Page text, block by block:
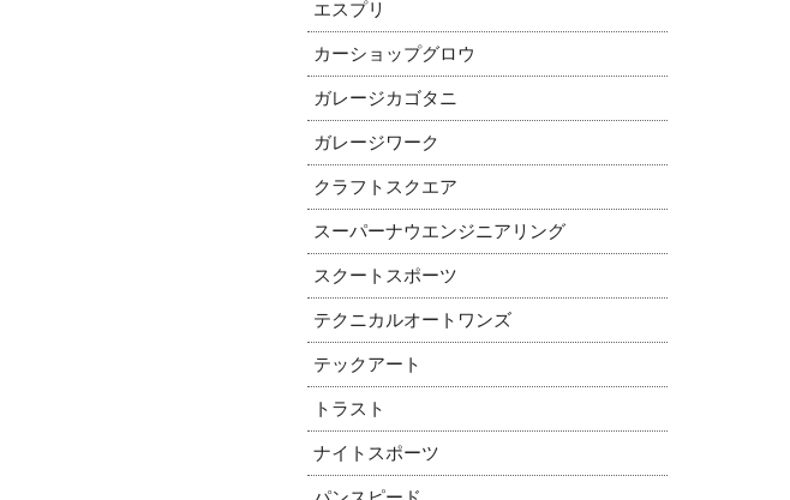
エスプリ
カーショップグロウ
ガレージカゴタニ
ガレージワーク
クラフトスクエア
スーパーナウエンジニアリング
スクートスポーツ
テクニカルオートワンズ
テックアート
トラスト
ナイトスポーツ